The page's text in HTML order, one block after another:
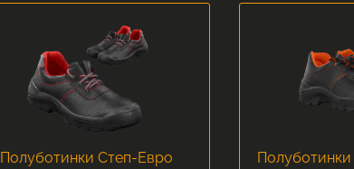
Полуботинки Степ-Евро Полуботинки